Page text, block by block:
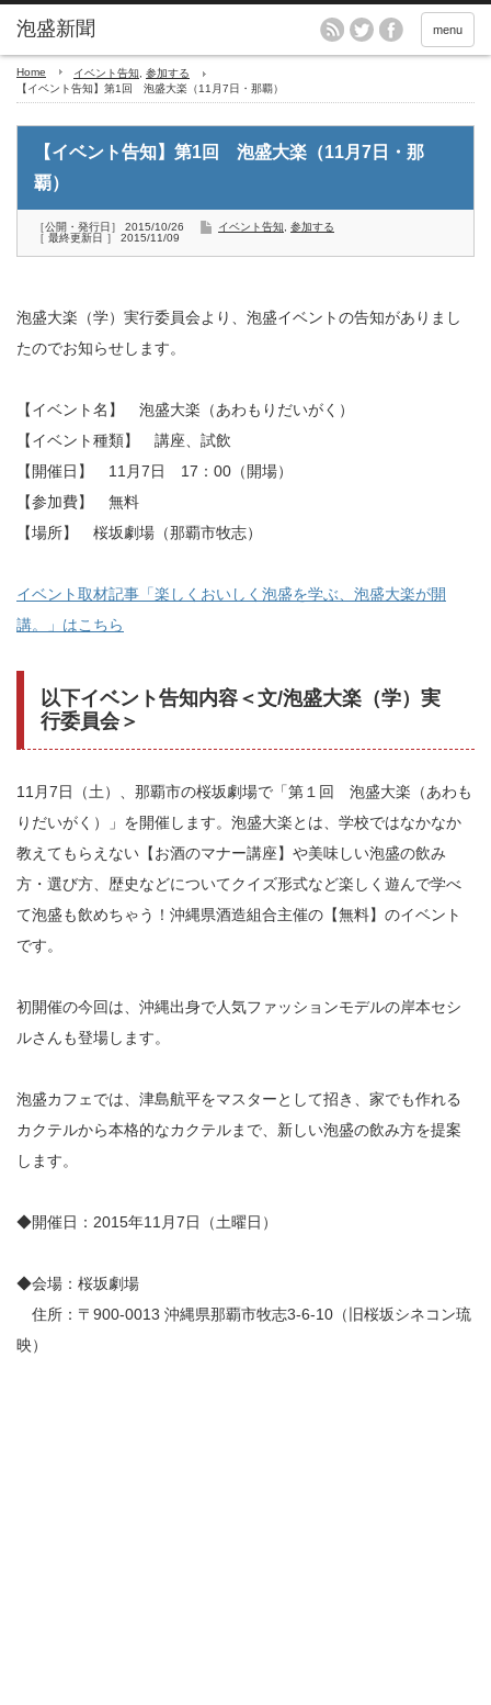
menu
Home イベント告知
参加する
【イベント告知】第1回 泡盛大楽（11月7日・那覇）
【イベント告知】第1回 泡盛大楽（11月7日・那
覇）
［公開・発行日］ 2015/10/26
［ 最終更新日 ］ 2015/11/09
イベント告知 参加する
泡盛大楽（学）実行委員会より、泡盛イベントの告知がありまし
たのでお知らせします。
【イベント名】 泡盛大楽（あわもりだいがく）
【イベント種類】 講座、試飲
【開催日】 11月7日 17：00（開場）
【参加費】 無料
【場所】 桜坂劇場（那覇市牧志）
イベント取材記事「楽しくおいしく泡盛を学ぶ、泡盛大楽が開
講。」はこちら
以下イベント告知内容＜文/泡盛大楽（学）実
行委員会＞
11月7日（土）、那覇市の桜坂劇場で「第１回 泡盛大楽（あわも
りだいがく）」を開催します。泡盛大楽とは、学校ではなかなか
教えてもらえない【お酒のマナー講座】や美味しい泡盛の飲み
方・選び方、歴史などについてクイズ形式など楽しく遊んで学べ
て泡盛も飲めちゃう！沖縄県酒造組合主催の【無料】のイベント
です。
初開催の今回は、沖縄出身で人気ファッションモデルの岸本セシ
ルさんも登場します。
泡盛カフェでは、津島航平をマスターとして招き、家でも作れる
カクテルから本格的なカクテルまで、新しい泡盛の飲み方を提案
します。
◆開催日：2015年11月7日（土曜日）
◆会場：桜坂劇場
住所：〒900-0013 沖縄県那覇市牧志3-6-10（旧桜坂シネコン琉
映）